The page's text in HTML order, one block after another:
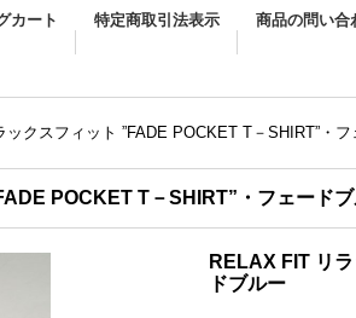
カート 特定商取引法表示 商品の問い合
クスフィット ”FADE POCKET T－SHIRT”・フ
POCKET T－SHIRT”・フェード
RELAX FIT リ
ドブルー